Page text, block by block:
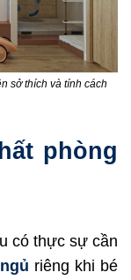
sở thích và tính cách
phòng
có thực sự cần
riêng khi bé